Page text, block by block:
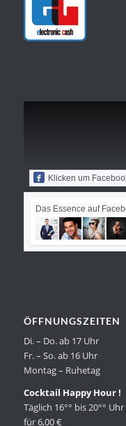
Klicken um
Das Essence auf
ÖFFNUNGSZEITEN
Di. – Do. ab 17 Uhr
Fr. – So. ab 16 Uhr
Montag – Ruhetag
Cocktail Happy Hour !
Täglich 16°° bis 20°°
für 6,00 €